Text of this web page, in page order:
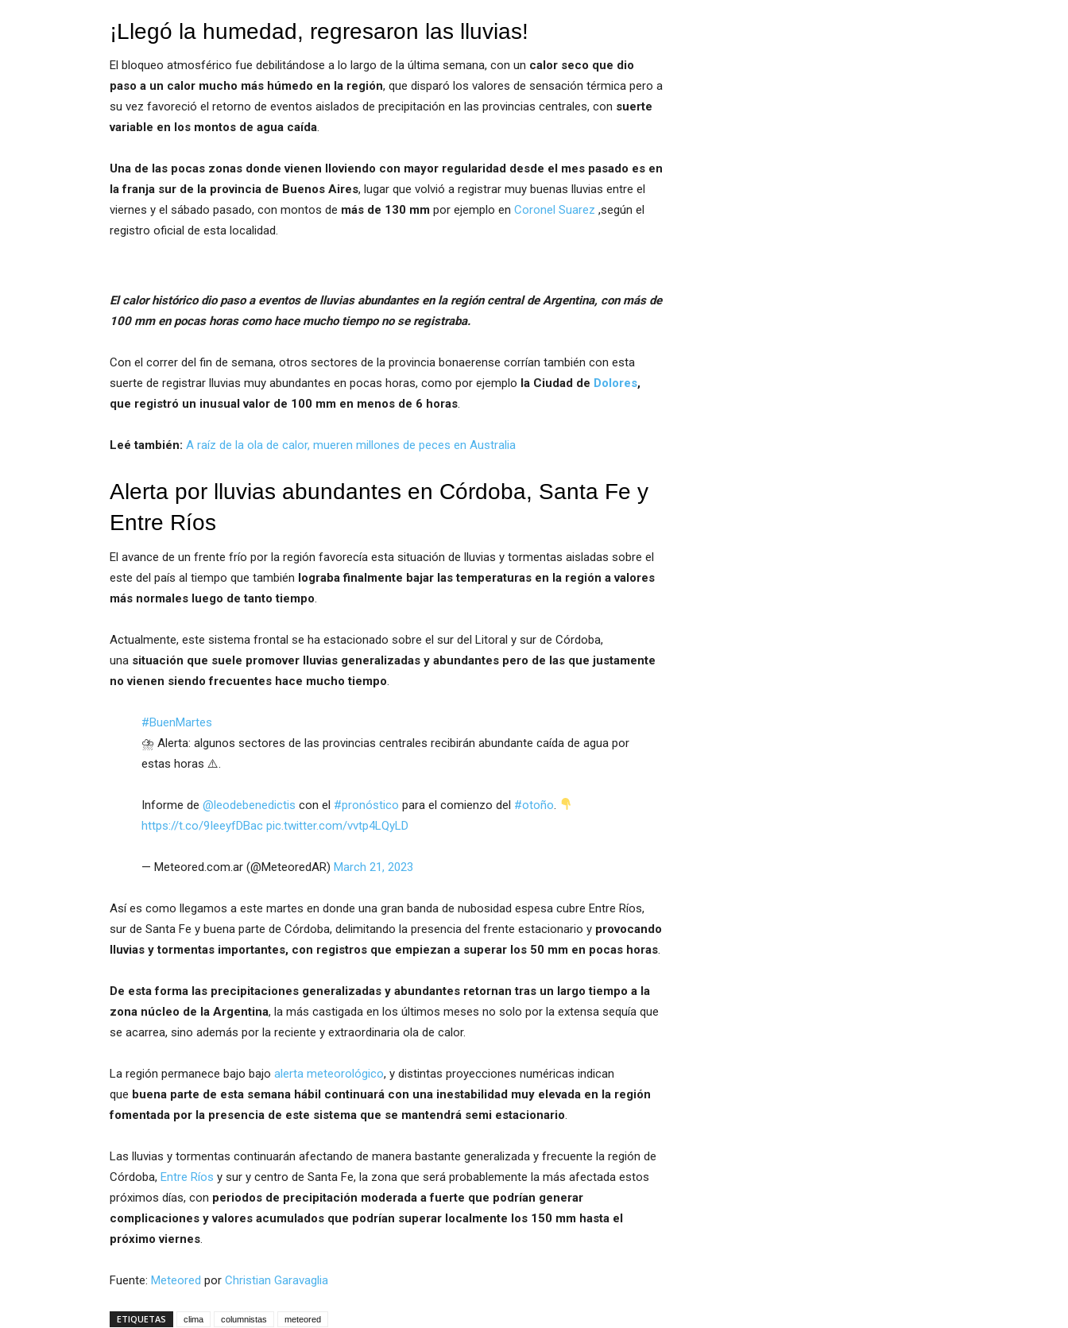
¡Llegó la humedad, regresaron las lluvias!
El bloqueo atmosférico fue debilitándose a lo largo de la última semana, con un calor seco que dio
paso a un calor mucho más húmedo en la región, que disparó los valores de sensación térmica pero a
su vez favoreció el retorno de eventos aislados de precipitación en las provincias centrales, con suerte
variable en los montos de agua caída.
Una de las pocas zonas donde vienen lloviendo con mayor regularidad desde el mes pasado es en
la franja sur de la provincia de Buenos Aires, lugar que volvió a registrar muy buenas lluvias entre el
viernes y el sábado pasado, con montos de más de 130 mm por ejemplo en Coronel Suarez ,según el
registro oficial de esta localidad.
El calor histórico dio paso a eventos de lluvias abundantes en la región central de Argentina, con más de
100 mm en pocas horas como hace mucho tiempo no se registraba.
Con el correr del fin de semana, otros sectores de la provincia bonaerense corrían también con esta
suerte de registrar lluvias muy abundantes en pocas horas, como por ejemplo la Ciudad de Dolores,
que registró un inusual valor de 100 mm en menos de 6 horas.
Leé también: A raíz de la ola de calor, mueren millones de peces en Australia
Alerta por lluvias abundantes en Córdoba, Santa Fe y
Entre Ríos
El avance de un frente frío por la región favorecía esta situación de lluvias y tormentas aisladas sobre el
este del país al tiempo que también lograba finalmente bajar las temperaturas en la región a valores
más normales luego de tanto tiempo
Actualmente, este sistema frontal se ha estacionado sobre el sur del Litoral y sur de Córdoba,
una situación que suele promover lluvias generalizadas y abundantes pero de las que justamente
no vienen siendo frecuentes hace mucho tiempo
#BuenMartes
⛈ Alerta: algunos sectores de las provincias centrales recibirán abundante caída de agua por
estas horas ⚠.
Informe de @leodebenedictis con el #pronóstico para el comienzo del #otoño
https://t.co/9IeeyfDBac pic.twitter.com/vvtp4LQyLD
— Meteored.com.ar (@MeteoredAR) March 21, 2023
Así es como llegamos a este martes en donde una gran banda de nubosidad espesa cubre Entre Ríos,
sur de Santa Fe y buena parte de Córdoba, delimitando la presencia del frente estacionario y provocando
lluvias y tormentas importantes, con registros que empiezan a superar los 50 mm en pocas horas
De esta forma las precipitaciones generalizadas y abundantes retornan tras un largo tiempo a la
zona núcleo de la Argentina, la más castigada en los últimos meses no solo por la extensa sequía que
se acarrea, sino además por la reciente y extraordinaria ola de calor.
La región permanece bajo bajo alerta meteorológico, y distintas proyecciones numéricas indican
que buena parte de esta semana hábil continuará con una inestabilidad muy elevada en la región
fomentada por la presencia de este sistema que se mantendrá semi estacionario
Las lluvias y tormentas continuarán afectando de manera bastante generalizada y frecuente la región de
Córdoba, Entre Ríos y sur y centro de Santa Fe, la zona que será probablemente la más afectada estos
próximos días, con periodos de precipitación moderada a fuerte que podrían generar
complicaciones y valores acumulados que podrían superar localmente los 150 mm hasta el
próximo viernes
Fuente: Meteored por Christian Garavaglia
ETIQUETAS clima columnistas meteored